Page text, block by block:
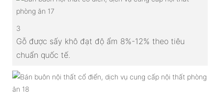
3
Gỗ được sấy khô đạt độ ẩm 8%-12% theo tiêu
chuẩn quốc tế.